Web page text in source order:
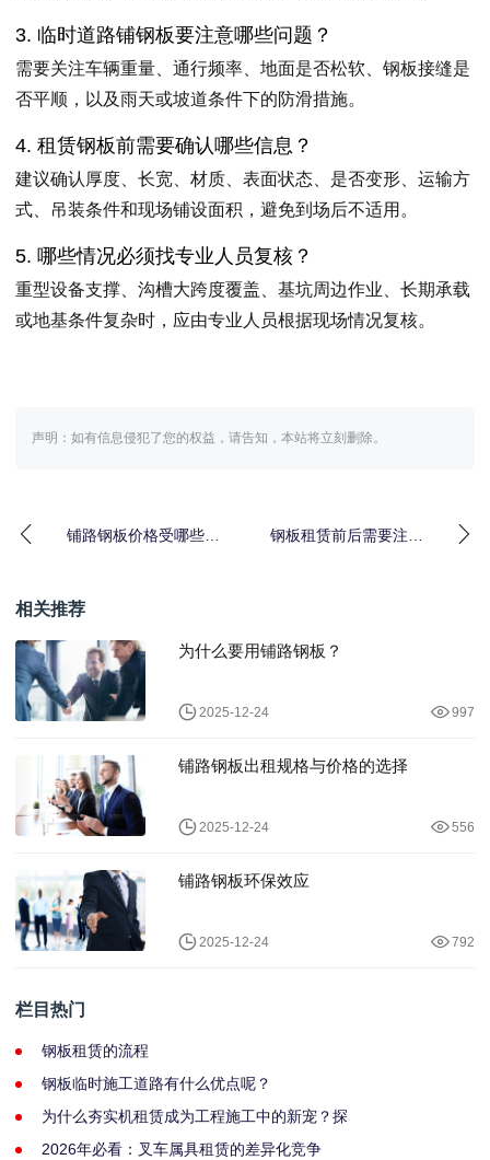
3. 临时道路铺钢板要注意哪些问题？
需要关注车辆重量、通行频率、地面是否松软、钢板接缝是
否平顺，以及雨天或坡道条件下的防滑措施。
4. 租赁钢板前需要确认哪些信息？
建议确认厚度、长宽、材质、表面状态、是否变形、运输方
式、吊装条件和现场铺设面积，避免到场后不适用。
5. 哪些情况必须找专业人员复核？
重型设备支撑、沟槽大跨度覆盖、基坑周边作业、长期承载
或地基条件复杂时，应由专业人员根据现场情况复核。
声明：如有信息侵犯了您的权益，请告知，本站将立刻删除。
铺路钢板价格受哪些因
钢板租赁前后需要注意
相关推荐
为什么要用铺路钢板？
2025-12-24 997
铺路钢板出租规格与价格的选择
2025-12-24 556
铺路钢板环保效应
2025-12-24 792
栏目热门
钢板租赁的流程
钢板临时施工道路有什么优点呢？
为什么夯实机租赁成为工程施工中的新宠？探
2026年必看：叉车属具租赁的差异化竞争